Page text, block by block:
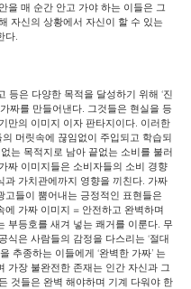
을 매 순간 안고 가야 하는 이들은 그
자신의 상황에서 자신이 할 수 있는
다.
등은 다양한 목적을 달성하기 위해 ‘진
짜를 만들어낸다. 그것들은 현실을 등
만의 이미지 이자 판타지이다. 이러한
머릿속에 끊임없이 주입되고 학습되
는 목적지로 남아 끝없는 소비를 불러
짜 이미지들은 소비자들의 소비 경향
과 가치관에까지 영향을 끼친다. 가짜
고들이 뿜어내는 긍정적인 표현들은
에 가짜 이미지 = 안전하고 완벽하며
부등호를 새겨 넣는 쾌거를 이룬다. 무
식은 사람들의 감정을 다스리는 ‘절대
추종하는 이들에게 ‘완벽한 가짜’ 는
가장 불완전한 존재는 인간 자신과 그
것들은 완벽 해야하며 기계 다워야 한